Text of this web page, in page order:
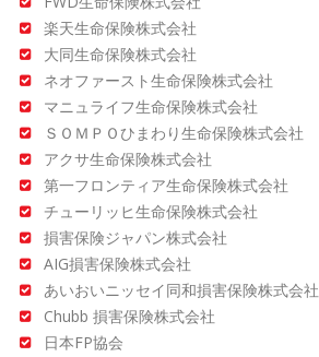
楽天生命保険株式会社
大同生命保険株式会社
ネオファースト生命保険株式会社
マニュライフ生命保険株式会社
ＳＯＭＰＯひまわり生命保険株式会社
アクサ生命保険株式会社
第一フロンティア生命保険株式会社
チューリッヒ生命保険株式会社
損害保険ジャパン株式会社
AIG損害保険株式会社
あいおいニッセイ同和損害保険株式会社
Chubb 損害保険株式会社
日本FP協会